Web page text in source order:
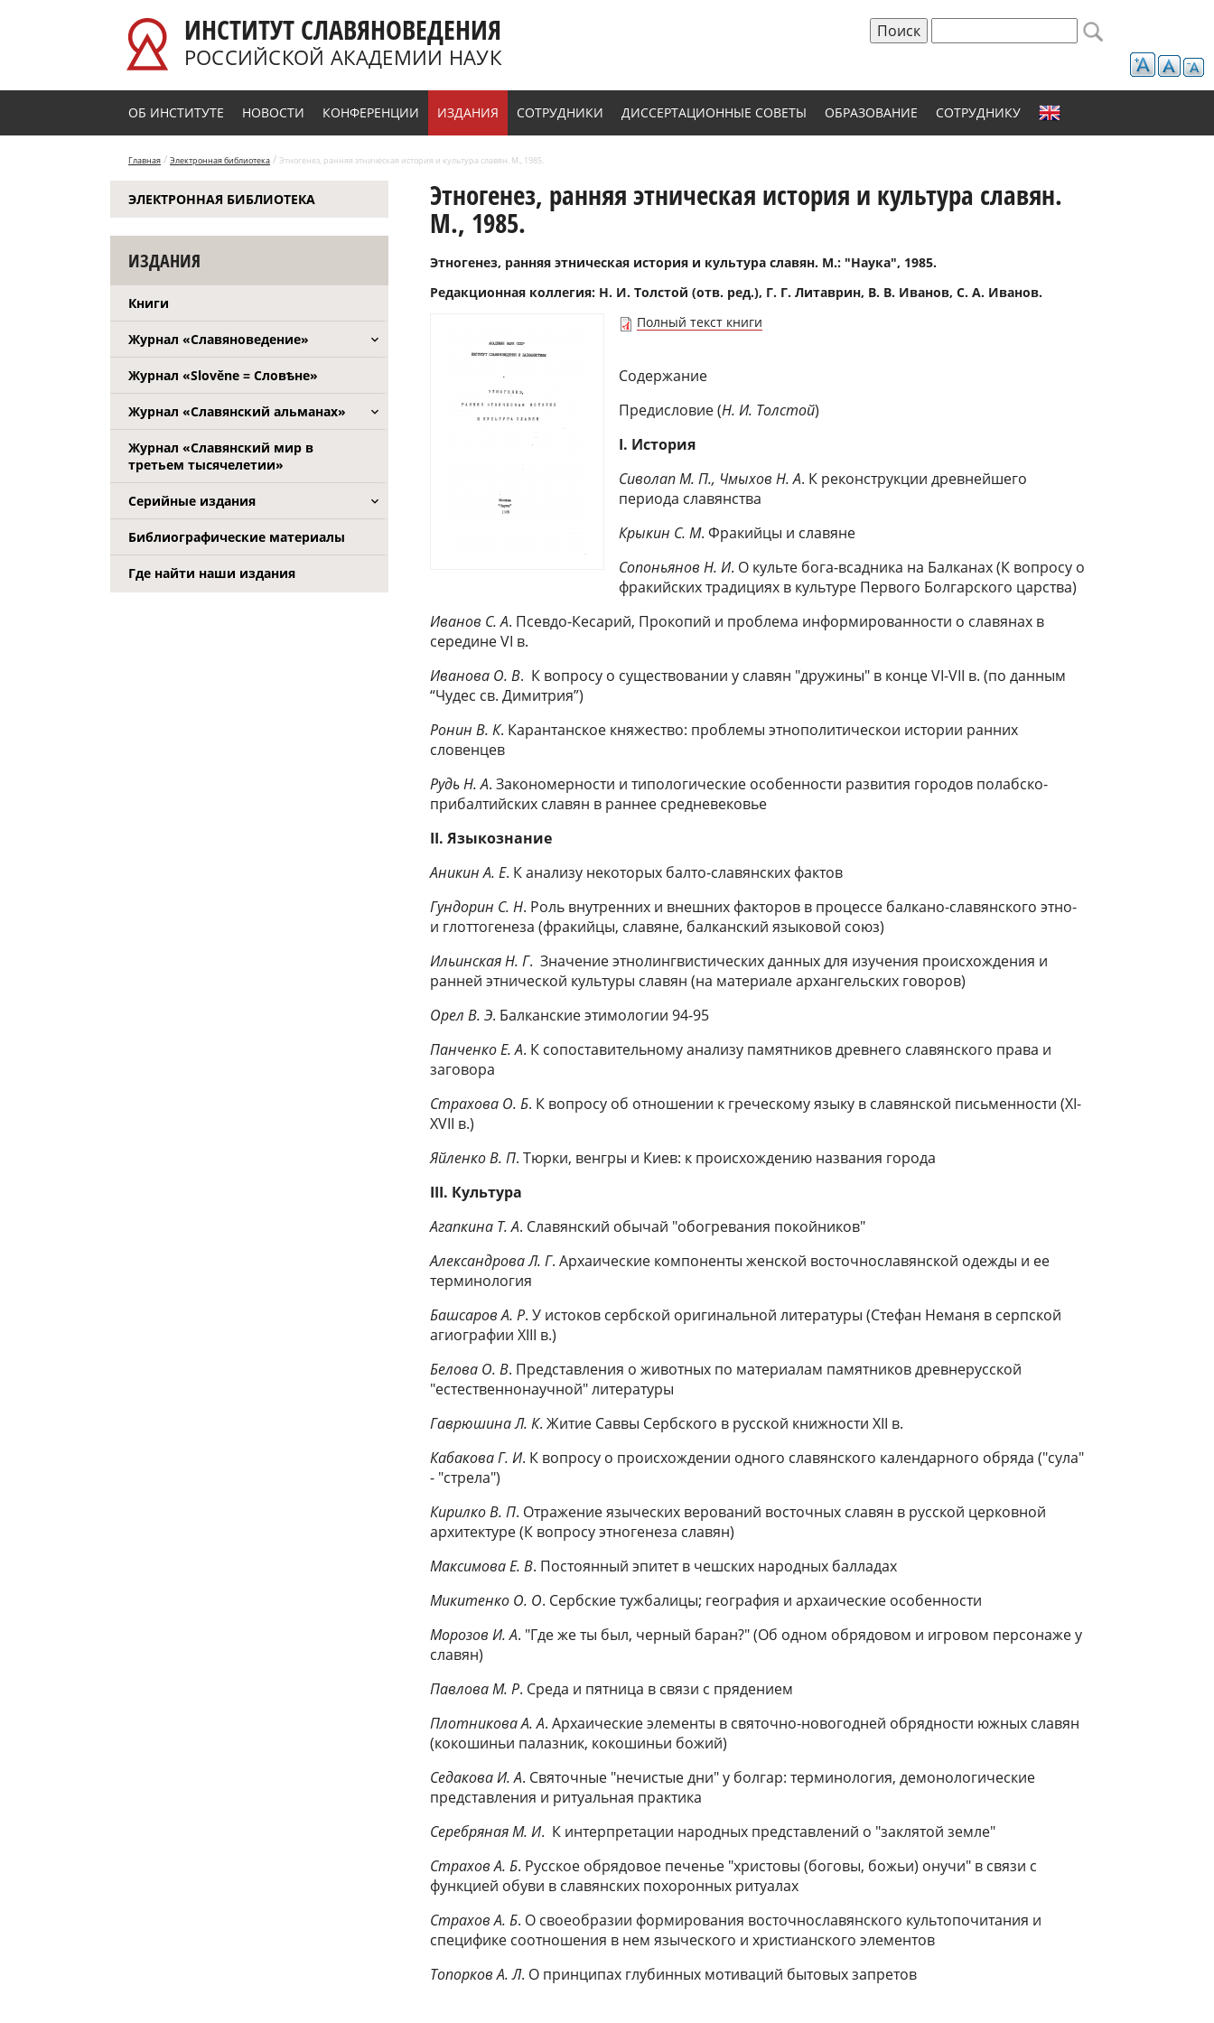
ИНСТИТУТ СЛАВЯНОВЕДЕНИЯ
РОССИЙСКОЙ АКАДЕМИИ НАУК Форма поиска
ОБ ИНСТИТУТЕ НОВОСТИ КОНФЕРЕНЦИИ ИЗДАНИЯ СОТРУДНИКИ ДИССЕРТАЦИОННЫЕ СОВЕТЫ ОБРАЗОВАНИЕ СОТРУДНИКУ
Главная / Электронная библиотека / Этногенез, ранняя этническая история и культура славян. М., 1985.
ЭЛЕКТРОННАЯ БИБЛИОТЕКА
ИЗДАНИЯ
Книги
Журнал «Славяноведение»
Журнал «Slověne = Словѣне»
Журнал «Славянский альманах»
Журнал «Славянский мир в
третьем тысячелетии»
Серийные издания
Библиографические материалы
Где найти наши издания
Этногенез, ранняя этническая история и культура славян.
М., 1985.
Этногенез, ранняя этническая история и культура славян. М.: "Наука", 1985.
Редакционная коллегия: Н. И. Толстой (отв. ред.), Г. Г. Литаврин, В. В. Иванов, С. А. Иванов.
Полный текст книги
Содержание
Предисловие (Н. И. Толстой)
I. История
Сиволап М. П., Чмыхов Н. А. К реконструкции древнейшего
периода славянства
Крыкин С. М. Фракийцы и славяне
Сопоньянов Н. И. О культе бога-всадника на Балканах (К вопросу о
фракийских традициях в культуре Первого Болгарского царства)
Иванов С. А. Псевдо-Кесарий, Прокопий и проблема информированности о славянах в
середине VI в.
Иванова О. В. К вопросу о существовании у славян "дружины" в конце VI-VII в. (по данным
“Чудес св. Димитрия”)
Ронин В. К. Карантанское княжество: проблемы этнополитическои истории ранних
словенцев
Рудь Н. А. Закономерности и типологические особенности развития городов полабско-
прибалтийских славян в раннее средневековье
II. Языкознание
Аникин А. Е. К анализу некоторых балто-славянских фактов
Гундорин С. Н. Роль внутренних и внешних факторов в процессе балкано-славянского этно-
и глоттогенеза (фракийцы, славяне, балканский языковой союз)
Ильинская Н. Г. Значение этнолингвистических данных для изучения происхождения и
ранней этнической культуры славян (на материале архангельских говоров)
Орел В. Э. Балканские этимологии 94-95
Панченко Е. А. К сопоставительному анализу памятников древнего славянского права и
заговора
Страхова О. Б. К вопросу об отношении к греческому языку в славянской письменности (ХI-
ХVII в.)
Яйленко В. П. Тюрки, венгры и Киев: к происхождению названия города
III. Культура
Агапкина Т. А. Славянский обычай "обогревания покойников"
Александрова Л. Г. Архаические компоненты женской восточнославянской одежды и ее
терминология
Башсаров А. Р. У истоков сербской оригинальной литературы (Стефан Неманя в серпской
агиографии ХIII в.)
Белова О. В. Представления о животных по материалам памятников древнерусской
"естественнонаучной" литературы
Гаврюшина Л. К. Житие Саввы Сербского в русской книжности XII в.
Кабакова Г. И. К вопросу о происхождении одного славянского календарного обряда ("сула"
- "стрела")
Кирилко В. П. Отражение языческих верований восточных славян в русской церковной
архитектуре (К вопросу этногенеза славян)
Максимова Е. В. Постоянный эпитет в чешских народных балладах
Микитенко О. О. Сербские тужбалицы; география и архаические особенности
Морозов И. А. "Где же ты был, черный баран?" (Об одном обрядовом и игровом персонаже у
славян)
Павлова М. Р. Среда и пятница в связи с прядением
Плотникова А. А. Архаические элементы в святочно-новогодней обрядности южных славян
(кокошиньи палазник, кокошиньи божий)
Седакова И. А. Святочные "нечистые дни" у болгар: терминология, демонологические
представления и ритуальная практика
Серебряная М. И. К интерпретации народных представлений о "заклятой земле"
Страхов А. Б. Русское обрядовое печенье "христовы (боговы, божьи) онучи" в связи с
функцией обуви в славянских похоронных ритуалах
Страхов А. Б. О своеобразии формирования восточнославянского культопочитания и
специфике соотношения в нем языческого и христианского элементов
Топорков А. Л. О принципах глубинных мотиваций бытовых запретов